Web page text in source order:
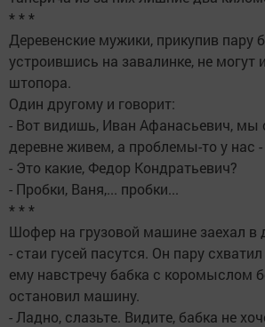
* * *
Деревенские мужики, прикупив пару
устроившись на завалинке, не могут
штопора.
Один другому и говорит:
- Вот видишь, Иван Афанасьевич, мы
деревне живем, а проблемы-то у нас
- Это какие, Федор Кондратьевич?
- Пробки, Ваня,... пробки...
* * *
Шофер на грузовой машине заехал в
- стаи гусей пасутся. Он пару
ему навстречу бабка с коромыслом
остановил машину.
- Ладно, слазьте. Видите, бабка не